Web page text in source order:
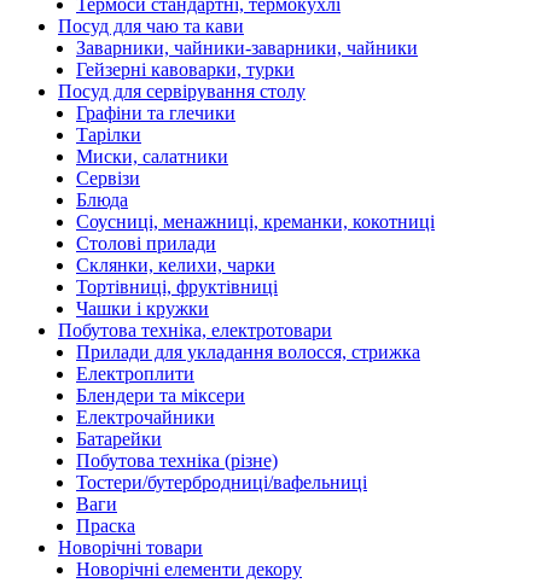
Термоси стандартні, термокухлі
Посуд для чаю та кави
Заварники, чайники-заварники, чайники
Гейзерні кавоварки, турки
Посуд для сервірування столу
Графіни та глечики
Тарілки
Миски, салатники
Сервізи
Блюда
Соусниці, менажниці, креманки, кокотниці
Столові прилади
Склянки, келихи, чарки
Тортівниці, фруктівниці
Чашки і кружки
Побутова техніка, електротовари
Прилади для укладання волосся, стрижка
Електроплити
Блендери та міксери
Електрочайники
Батарейки
Побутова техніка (різне)
Тостери/бутербродниці/вафельниці
Ваги
Праска
Новорічні товари
Новорічні елементи декору